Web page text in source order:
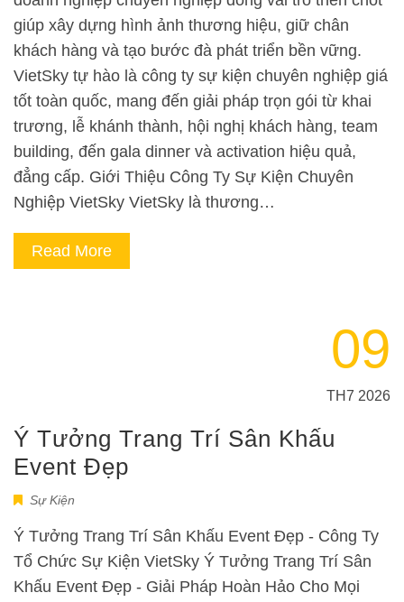
giúp xây dựng hình ảnh thương hiệu, giữ chân
khách hàng và tạo bước đà phát triển bền vững.
VietSky tự hào là công ty sự kiện chuyên nghiệp giá
tốt toàn quốc, mang đến giải pháp trọn gói từ khai
trương, lễ khánh thành, hội nghị khách hàng, team
building, đến gala dinner và activation hiệu quả,
đẳng cấp. Giới Thiệu Công Ty Sự Kiện Chuyên
Nghiệp VietSky VietSky là thương…
Read More
09
TH7 2026
Ý Tưởng Trang Trí Sân Khấu
Event Đẹp
Sự Kiện
Ý Tưởng Trang Trí Sân Khấu Event Đẹp - Công Ty
Tổ Chức Sự Kiện VietSky Ý Tưởng Trang Trí Sân
Khấu Event Đẹp - Giải Pháp Hoàn Hảo Cho Mọi